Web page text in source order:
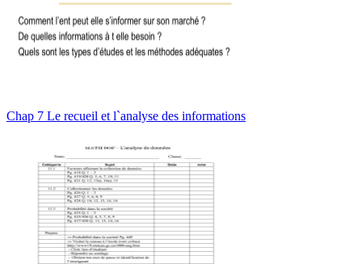
Chap 7 Le recueil et l`analyse des informations